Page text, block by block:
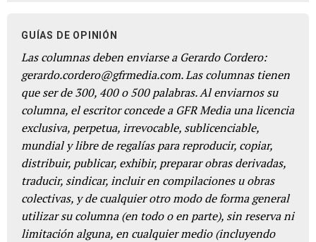
GUÍAS DE OPINIÓN
Las columnas deben enviarse a Gerardo Cordero:
gerardo.cordero@gfrmedia.com. Las columnas tienen
que ser de 300, 400 o 500 palabras. Al enviarnos su
columna, el escritor concede a GFR Media una licencia
exclusiva, perpetua, irrevocable, sublicenciable,
mundial y libre de regalías para reproducir, copiar,
distribuir, publicar, exhibir, preparar obras derivadas,
traducir, sindicar, incluir en compilaciones u obras
colectivas, y de cualquier otro modo de forma general
utilizar su columna (en todo o en parte), sin reserva ni
limitación alguna, en cualquier medio (incluyendo